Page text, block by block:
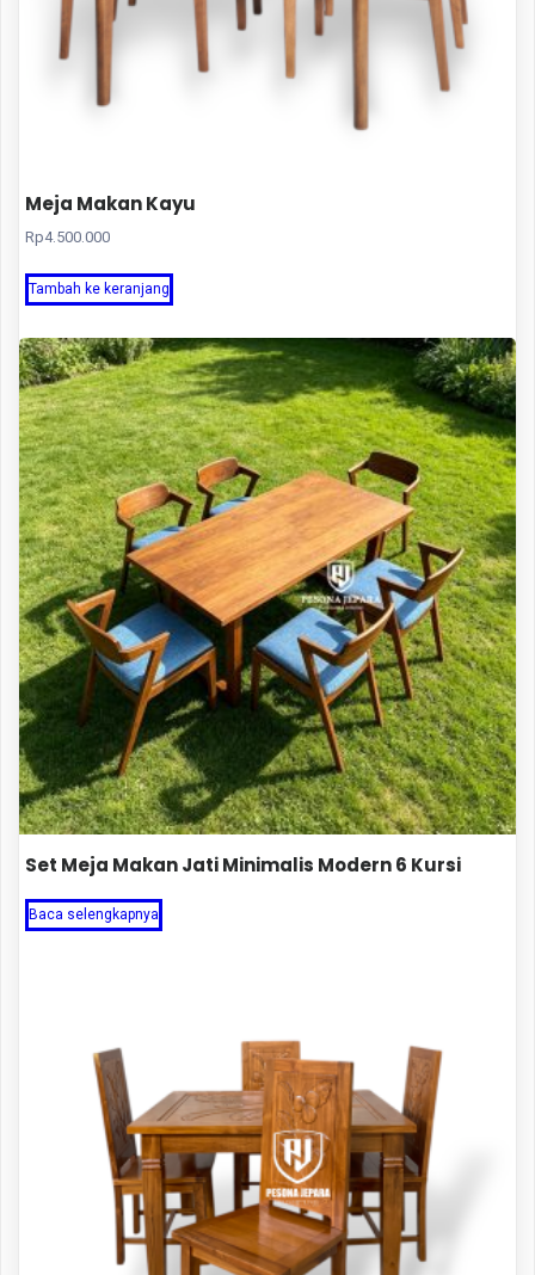
Meja Makan Kayu
Rp4.500.000
Tambah ke keranjang
Set Meja Makan Jati Minimalis Modern 6 Kursi
Baca selengkapnya